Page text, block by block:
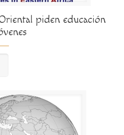
piden educación